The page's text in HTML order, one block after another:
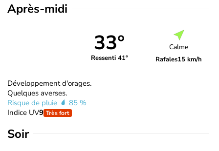
Après-midi
33°
Ressenti 41°
Calme
Rafales15 km/h
Développement d'orages.
Quelques averses.
Risque de pluie
85 %
Indice UV9 Très fort
Soir